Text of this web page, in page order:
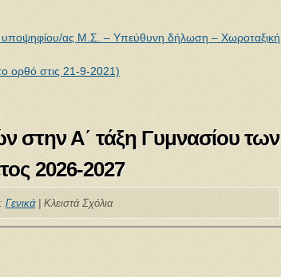
υποψηφίου/ας Μ.Σ. – Υπεύθυνη δήλωση – Χωροταξική
ορθό στις 21-9-2021)
στην Α΄ τάξη Γυμνασίου των
2026-2027
Γενικά| Κλειστά Σχόλια